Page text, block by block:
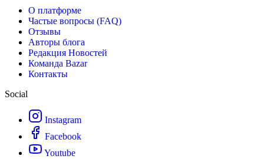
О платформе
Частые вопросы (FAQ)
Отзывы
Авторы блога
Редакция Новостей
Команда Bazar
Контакты
Social
Instagram
Facebook
Youtube